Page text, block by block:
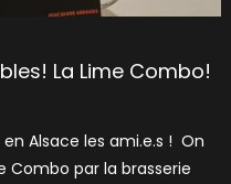
La Lime Combo!
en Alsace les ami.e.s ! On
par la brasserie